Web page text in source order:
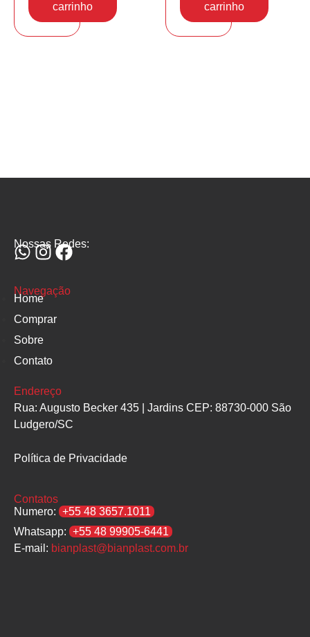
carrinho
carrinho
Nossas Redes:
Navegação
Home
Comprar
Sobre
Contato
Endereço
Rua: Augusto Becker 435 | Jardins CEP: 88730-000 São
Ludgero/SC
Política de Privacidade
Contatos
Numero: +55 48 3657.1011
Whatsapp: +55 48 99905-6441
E-mail: bianplast@bianplast.com.br